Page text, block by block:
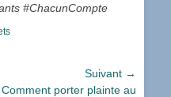
#ChacunCompte
Suivant →
Article
Comment porter plainte au